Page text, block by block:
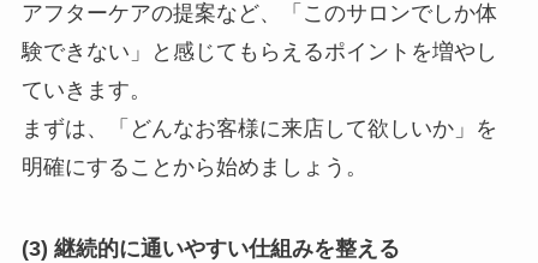
アフターケアの提案など、「このサロンでしか体
験できない」と感じてもらえるポイントを増やし
ていきます。
まずは、「どんなお客様に来店して欲しいか」を
明確にすることから始めましょう。
(3) 継続的に通いやすい仕組みを整える